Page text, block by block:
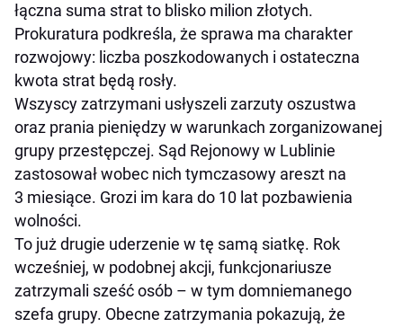
łączna suma strat to blisko milion złotych.
Prokuratura podkreśla, że sprawa ma charakter
rozwojowy: liczba poszkodowanych i ostateczna
kwota strat będą rosły.
Wszyscy zatrzymani usłyszeli zarzuty oszustwa
oraz prania pieniędzy w warunkach zorganizowanej
grupy przestępczej. Sąd Rejonowy w Lublinie
zastosował wobec nich tymczasowy areszt na
3 miesiące. Grozi im kara do 10 lat pozbawienia
wolności.
To już drugie uderzenie w tę samą siatkę. Rok
wcześniej, w podobnej akcji, funkcjonariusze
zatrzymali sześć osób – w tym domniemanego
szefa grupy. Obecne zatrzymania pokazują, że